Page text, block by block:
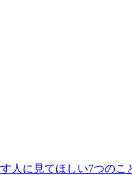
人に見てほしい7つのこ